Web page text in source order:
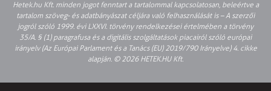
Hetek.hu Kft. minden jogot fenntart a tartalommal kapcsolatosan, beleértve a
tartalom szöveg- és adatbányászat céljára való felhasználását is – A szerzői
jogról szóló 1999. évi LXXVI. törvény rendelkezései értelmében a törvény
35/A. § (1) paragrafusa és a digitális szolgáltatások piacairól szóló európai
irányelv (Az Európai Parlament és a Tanács (EU) 2019/790 Irányelve) 4. cikke
alapján. © 2026 HETEK.HU Kft.